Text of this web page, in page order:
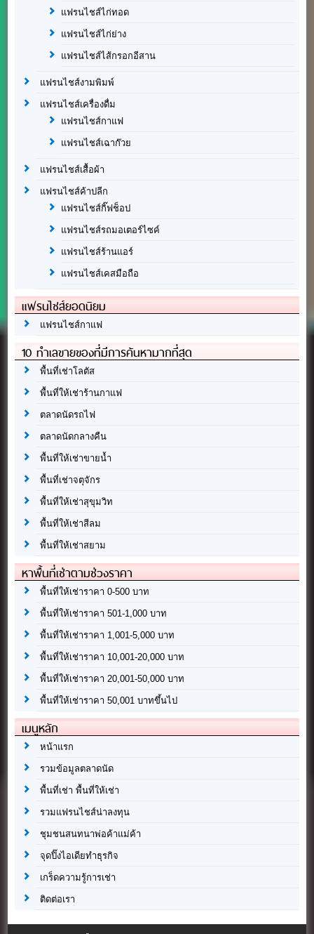
แฟรนไชส์ไก่ทอด
แฟรนไชส์ไก่ย่าง
แฟรนไชส์ไส้กรอกอีสาน
แฟรนไชส์งามพิมพ์
แฟรนไชส์เครื่องดื่ม
แฟรนไชส์กาแฟ
แฟรนไชส์เฉาก๊วย
แฟรนไชส์เสื้อผ้า
แฟรนไชส์ค้าปลีก
แฟรนไชส์กิ๊ฟช็อป
แฟรนไชส์รถมอเตอร์ไซค์
แฟรนไชส์ร้านแอร์
แฟรนไชส์เคสมือถือ
แฟรนไชส์ยอดนิยม
แฟรนไชส์กาแฟ
10 ทำเลขายของที่มีการค้นหามากที่สุด
พื้นที่เช่าโลตัส
พื้นที่ให้เช่าร้านกาแฟ
ตลาดนัดรถไฟ
ตลาดนัดกลางคืน
พื้นที่ให้เช่าขายน้ำ
พื้นที่เช่าจตุจักร
พื้นที่ให้เช่าสุขุมวิท
พื้นที่ให้เช่าสีลม
พื้นที่ให้เช่าสยาม
หาพื้นที่เช่าตามช่วงราคา
พื้นที่ให้เช่าราคา 0-500 บาท
พื้นที่ให้เช่าราคา 501-1,000 บาท
พื้นที่ให้เช่าราคา 1,001-5,000 บาท
พื้นที่ให้เช่าราคา 10,001-20,000 บาท
พื้นที่ให้เช่าราคา 20,001-50,000 บาท
พื้นที่ให้เช่าราคา 50,001 บาทขึ้นไป
เมนูหลัก
หน้าแรก
รวมข้อมูลตลาดนัด
พื้นที่เช่า พื้นที่ให้เช่า
รวมแฟรนไชส์น่าลงทุน
ชุมชนสนทนาพ่อค้าแม่ค้า
จุดปิ๊งไอเดียทำธุรกิจ
เกร็ดความรู้การเช่า
ติดต่อเรา